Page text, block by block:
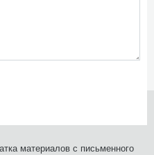
материалов с письменного